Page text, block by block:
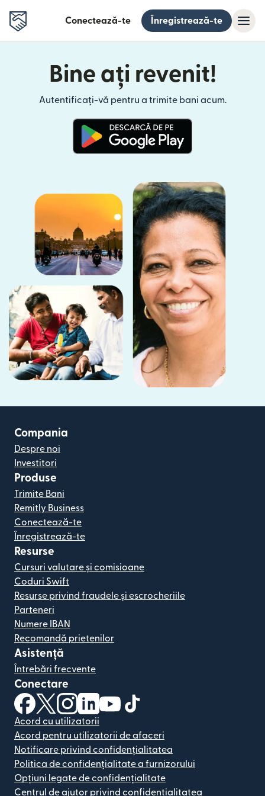
Conectează-te Înregistrează-te
Bine ați revenit!
Autentificați-vă pentru a trimite bani acum.
Compania
Despre noi
Investitori
Produse
Trimite Bani
Remitly Business
Conectează-te
Înregistrează-te
Resurse
Cursuri valutare și comisioane
Coduri Swift
Resurse privind fraudele și escrocheriile
Parteneri
Numere IBAN
Recomandă prietenilor
Asistență
Întrebări frecvente
Conectare
(se deschide într-o fereastră nouă)
(se deschide într-o fereastră nouă)
(se deschide într-o fereastră nouă)
(se deschide într-o fereastră nouă)
(se deschide într-o fereastră
Acord cu utilizatorii
Acord pentru utilizatorii de afaceri
Notificare privind confidențialitatea
Politica de confidențialitate a furnizorului
Opțiuni legate de confidențialitate
Centrul de ajutor privind confidențialitatea